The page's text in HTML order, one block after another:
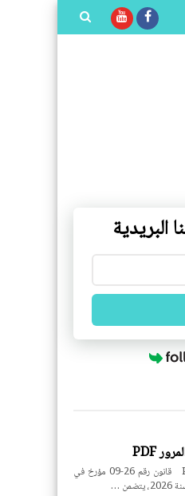
البريدية
قانون رقم 26-09 يتضمن قانون المرور PDF قانون رقم 26-09 مؤرخ في